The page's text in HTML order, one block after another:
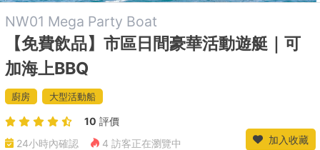
NW01 Mega Party Boat
【免費飲品】市區日間豪華活動遊艇｜可
加海上BBQ
廚房 大型活動船
10 評價
24小時內確認
4 訪客正在瀏覽中 加入收藏